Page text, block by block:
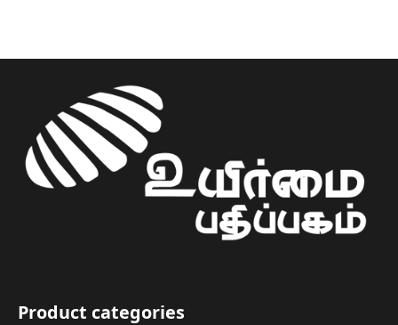
Product categories